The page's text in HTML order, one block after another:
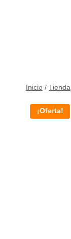
Inicio / Tienda
¡Oferta!